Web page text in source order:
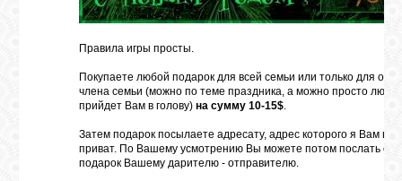
Правила игры просты.
Покупаете любой подарок для всей семьи или только для
члена семьи (можно по теме праздника, а можно просто
прийдет Вам в голову) на сумму 10-15$.
Затем подарок посылаете адресату, адрес которого я Вам
приват. По Вашему усмотрению Вы можете потом послать
подарок Вашему дарителю - отправителю.